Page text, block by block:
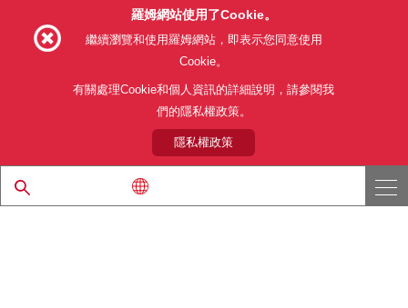
網站使用條款 利用目的 隱私權政策
網站地圖
關於本公司產品銷售之標準條款(PDF)
© 1997 - 2026 ROHM CO., LTD. ALL RIGHTS RESERVED.
羅姆網站使用了Cookie。
繼續瀏覽和使用羅姆網站，即表示您同意使用
Cookie。
有關處理Cookie和個人資訊的詳細說明，請參閱我
們的隱私權政策。
隱私權政策